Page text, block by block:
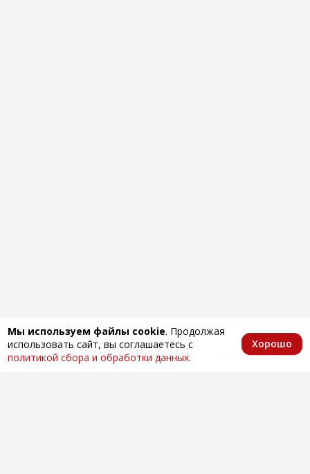
Мы используем файлы cookie. Продолжая
использовать сайт, вы соглашаетесь с
политикой сбора и обработки данных.
Хорошо
Главная КаталогИзбранноеКорзина Аккаунт